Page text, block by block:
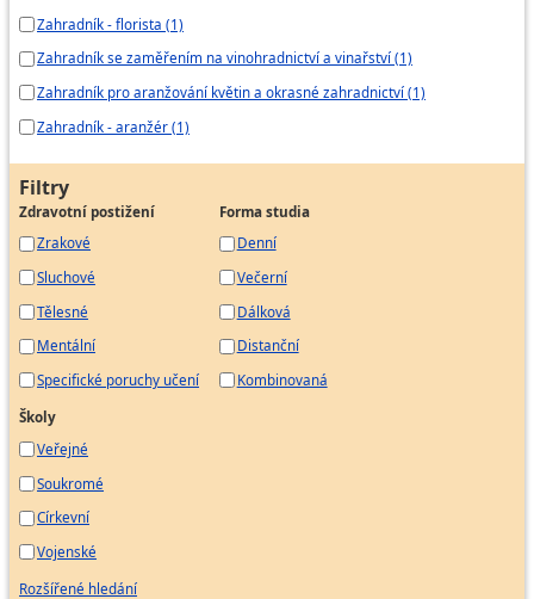
Zahradník - florista (1)
Zahradník se zaměřením na vinohradnictví a vinařství (1)
Zahradník pro aranžování květin a okrasné zahradnictví (1)
Zahradník - aranžér (1)
Filtry
Zdravotní postižení
Zrakové
Sluchové
Tělesné
Mentální
Specifické poruchy učení
Forma studia
Denní
Večerní
Dálková
Distanční
Kombinovaná
Školy
Veřejné
Soukromé
Církevní
Vojenské
Rozšířené hledání